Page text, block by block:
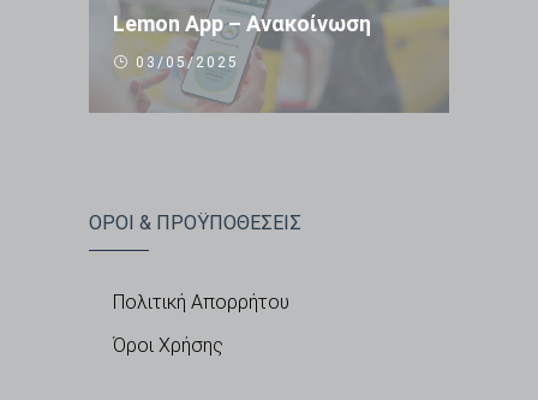
Lemon App – Ανακοίνωση
03/05/2025
ΟΡΟΙ & ΠΡΟΫΠΟΘΕΣΕΙΣ
Πολιτική Απορρήτου
Όροι Χρήσης